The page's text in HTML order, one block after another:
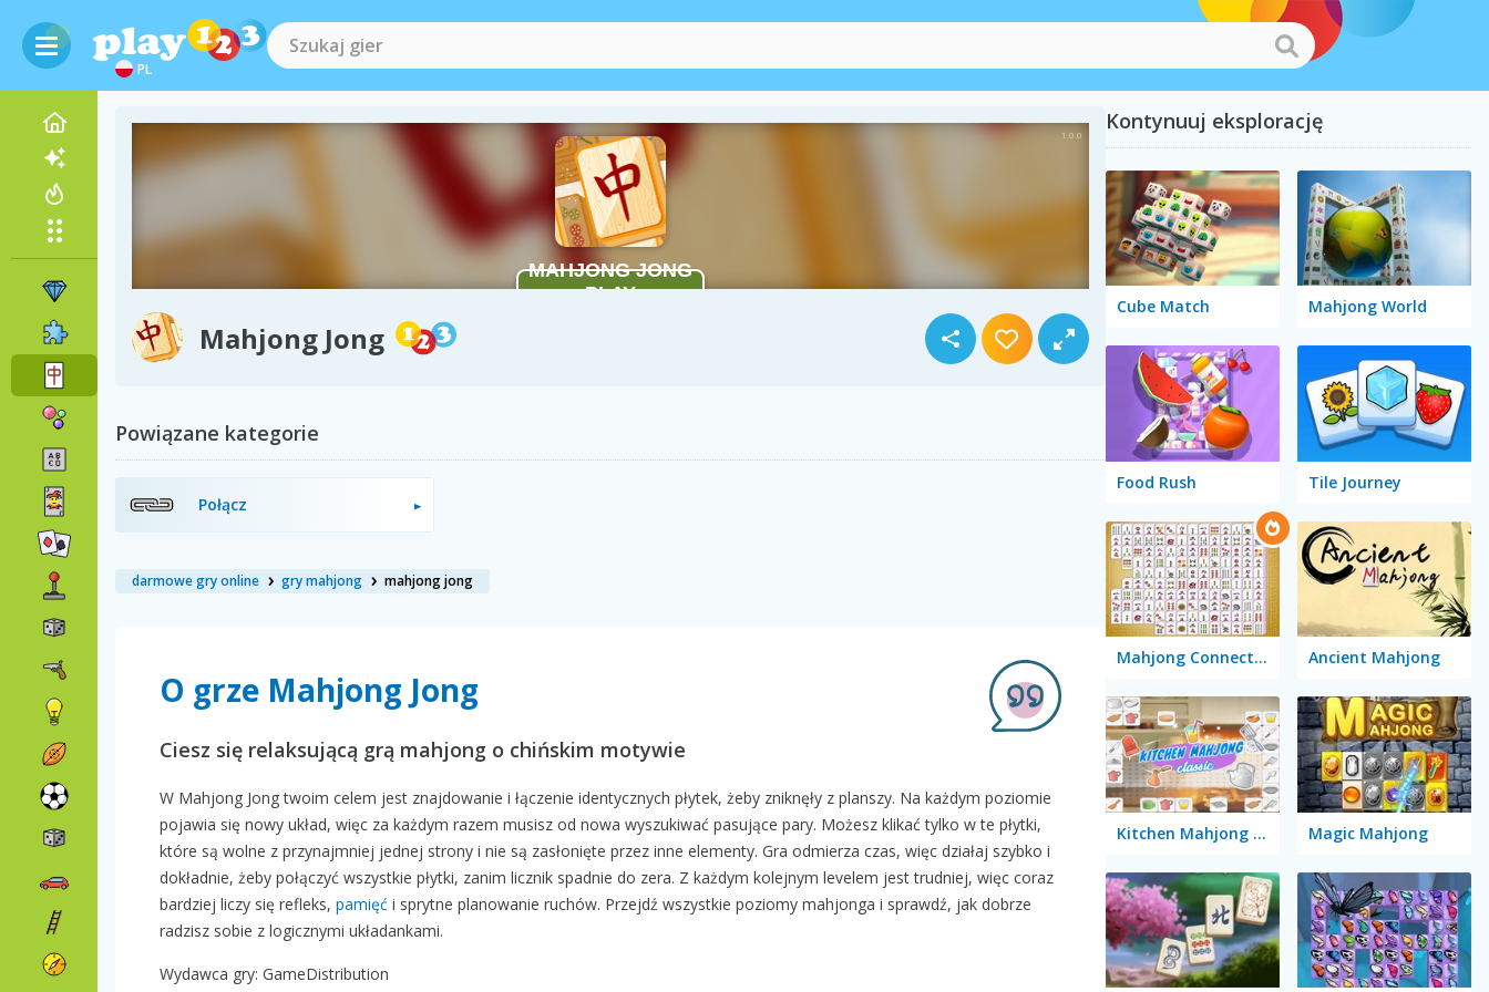
PL
Mahjong Jong
Powiązane kategorie
Połącz
darmowe gry online gry mahjong mahjong jong
O grze Mahjong Jong
Ciesz się relaksującą grą mahjong o chińskim motywie
W Mahjong Jong twoim celem jest znajdowanie i łączenie identycznych płytek, żeby zniknęły z planszy. Na każdym poziomie
pojawia się nowy układ, więc za każdym razem musisz od nowa wyszukiwać pasujące pary. Możesz klikać tylko w te płytki,
które są wolne z przynajmniej jednej strony i nie są zasłonięte przez inne elementy. Gra odmierza czas, więc działaj szybko i
dokładnie, żeby połączyć wszystkie płytki, zanim licznik spadnie do zera. Z każdym kolejnym levelem jest trudniej, więc coraz
bardziej liczy się refleks, pamięć i sprytne planowanie ruchów. Przejdź wszystkie poziomy mahjonga i sprawdź, jak dobrze
radzisz sobie z logicznymi układankami.
Wydawca gry: GameDistribution
Kontynuuj eksplorację
Cube Match Mahjong World
Food Rush Tile Journey
Mahjong Connect Classic Ancient Mahjong
Kitchen Mahjong Classic Magic Mahjong